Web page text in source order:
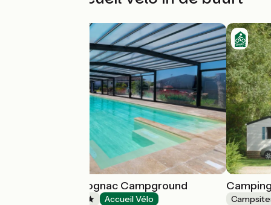
Les Pilotis du Cognac Campground
Accueil Vélo